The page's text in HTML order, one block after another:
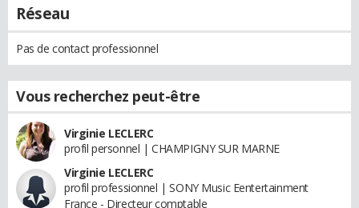
Réseau
Pas de contact professionnel
Vous recherchez peut-être
Virginie LECLERC
profil personnel | CHAMPIGNY SUR MARNE
Virginie LECLERC
profil professionnel | SONY Music Eentertainment
France - Directeur comptable